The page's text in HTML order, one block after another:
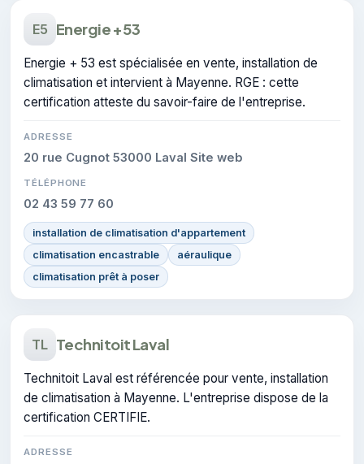
E5 Energie + 53
Energie + 53 est spécialisée en vente, installation de
climatisation et intervient à Mayenne. RGE : cette
certification atteste du savoir-faire de l'entreprise.
ADRESSE
20 rue Cugnot 53000 Laval Site web
TÉLÉPHONE
02 43 59 77 60
installation de climatisation d'appartement
climatisation encastrable
aéraulique
climatisation prêt à poser
TL Technitoit Laval
Technitoit Laval est référencée pour vente, installation
de climatisation à Mayenne. L'entreprise dispose de la
certification CERTIFIE.
ADRESSE